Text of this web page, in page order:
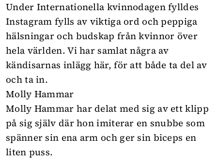
Under Internationella kvinnodagen fylldes
Instagram fylls av viktiga ord och peppiga
hälsningar och budskap från kvinnor över
hela världen. Vi har samlat några av
kändisarnas inlägg här, för att både ta del av
och ta in.
Molly Hammar
Molly Hammar har delat med sig av ett klipp
på sig själv där hon imiterar en snubbe som
spänner sin ena arm och ger sin biceps en
liten puss.